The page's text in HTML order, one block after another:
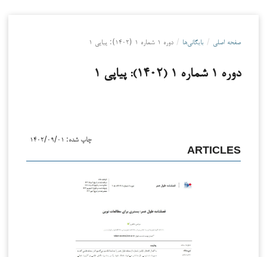
صفحه اصلی / بایگانی‌ها / دوره ۱ شماره ۱ (۱۴۰۲): پیاپی ۱
دوره ۱ شماره ۱ (۱۴۰۲): پیاپی ۱
چاپ شده: ۱۴۰۲/۰۹/۰۱
ARTICLES